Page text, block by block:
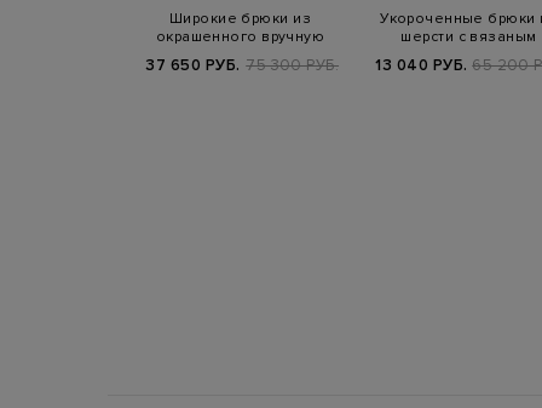
Широкие брюки из
окрашенного вручную
37 650 РУБ. 75 300 РУБ.
Укороченные брюки
шерсти с вязаным
13 040 РУБ. 65 200